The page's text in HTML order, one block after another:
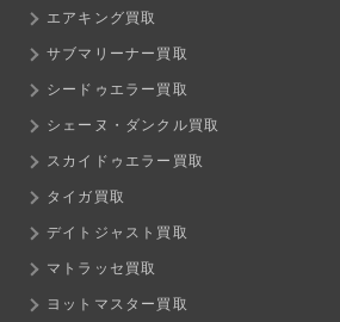
エアキング買取
サブマリーナー買取
シードゥエラー買取
シェーヌ・ダンクル買取
スカイドゥエラー買取
タイガ買取
デイトジャスト買取
マトラッセ買取
ヨットマスター買取